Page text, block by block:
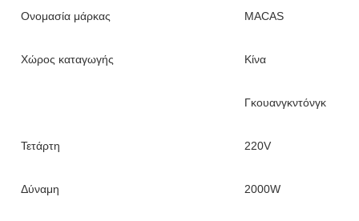
Ονομασία μάρκας MACAS
Χώρος καταγωγής Κίνα
Γκουανγκντόνγκ
Τετάρτη 220V
Δύναμη 2000W